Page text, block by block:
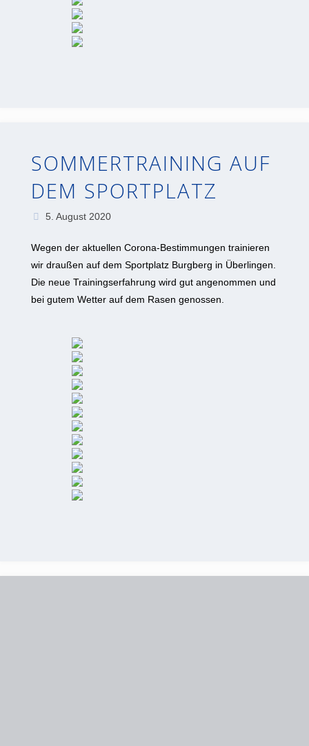
SOMMERTRAINING AUF
DEM SPORTPLATZ
5. August 2020
Wegen der aktuellen Corona-Bestimmungen trainieren
wir draußen auf dem Sportplatz Burgberg in Überlingen.
Die neue Trainingserfahrung wird gut angenommen und
bei gutem Wetter auf dem Rasen genossen.